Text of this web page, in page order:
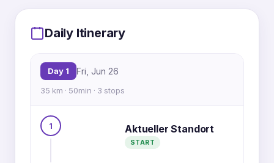
Daily Itinerary
Day 1 Fri, Jun 26
35 km · 50min · 3 stops
1 Aktueller Standort
START